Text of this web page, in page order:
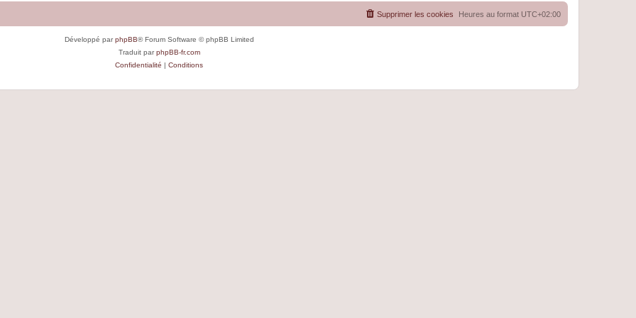
Heures au format UTC+02:00
Supprimer les cookies
Développé parphpBB® Forum Software © phpBB Limited
Traduit parphpBB-fr.com
Confidentialité | Conditions